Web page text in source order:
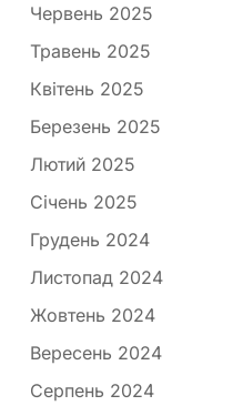
Червень 2025
Травень 2025
Квітень 2025
Березень 2025
Лютий 2025
Січень 2025
Грудень 2024
Листопад 2024
Жовтень 2024
Вересень 2024
Серпень 2024